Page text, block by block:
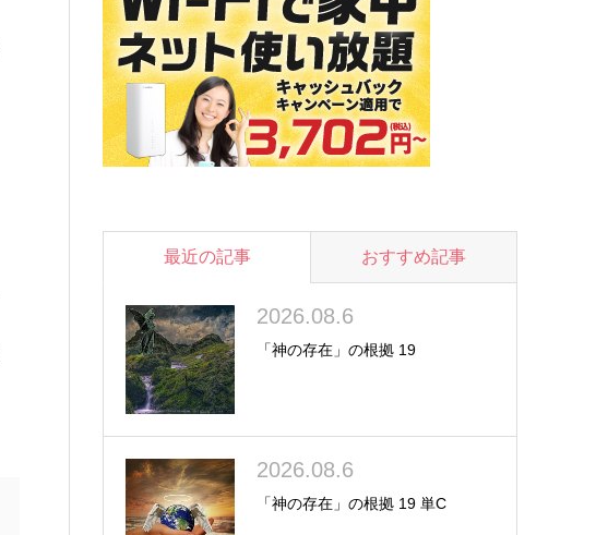
最近の記事 おすすめ記事
2026.08.6
「神の存在」の根拠 19
2026.08.6
「神の存在」の根拠 19 単C